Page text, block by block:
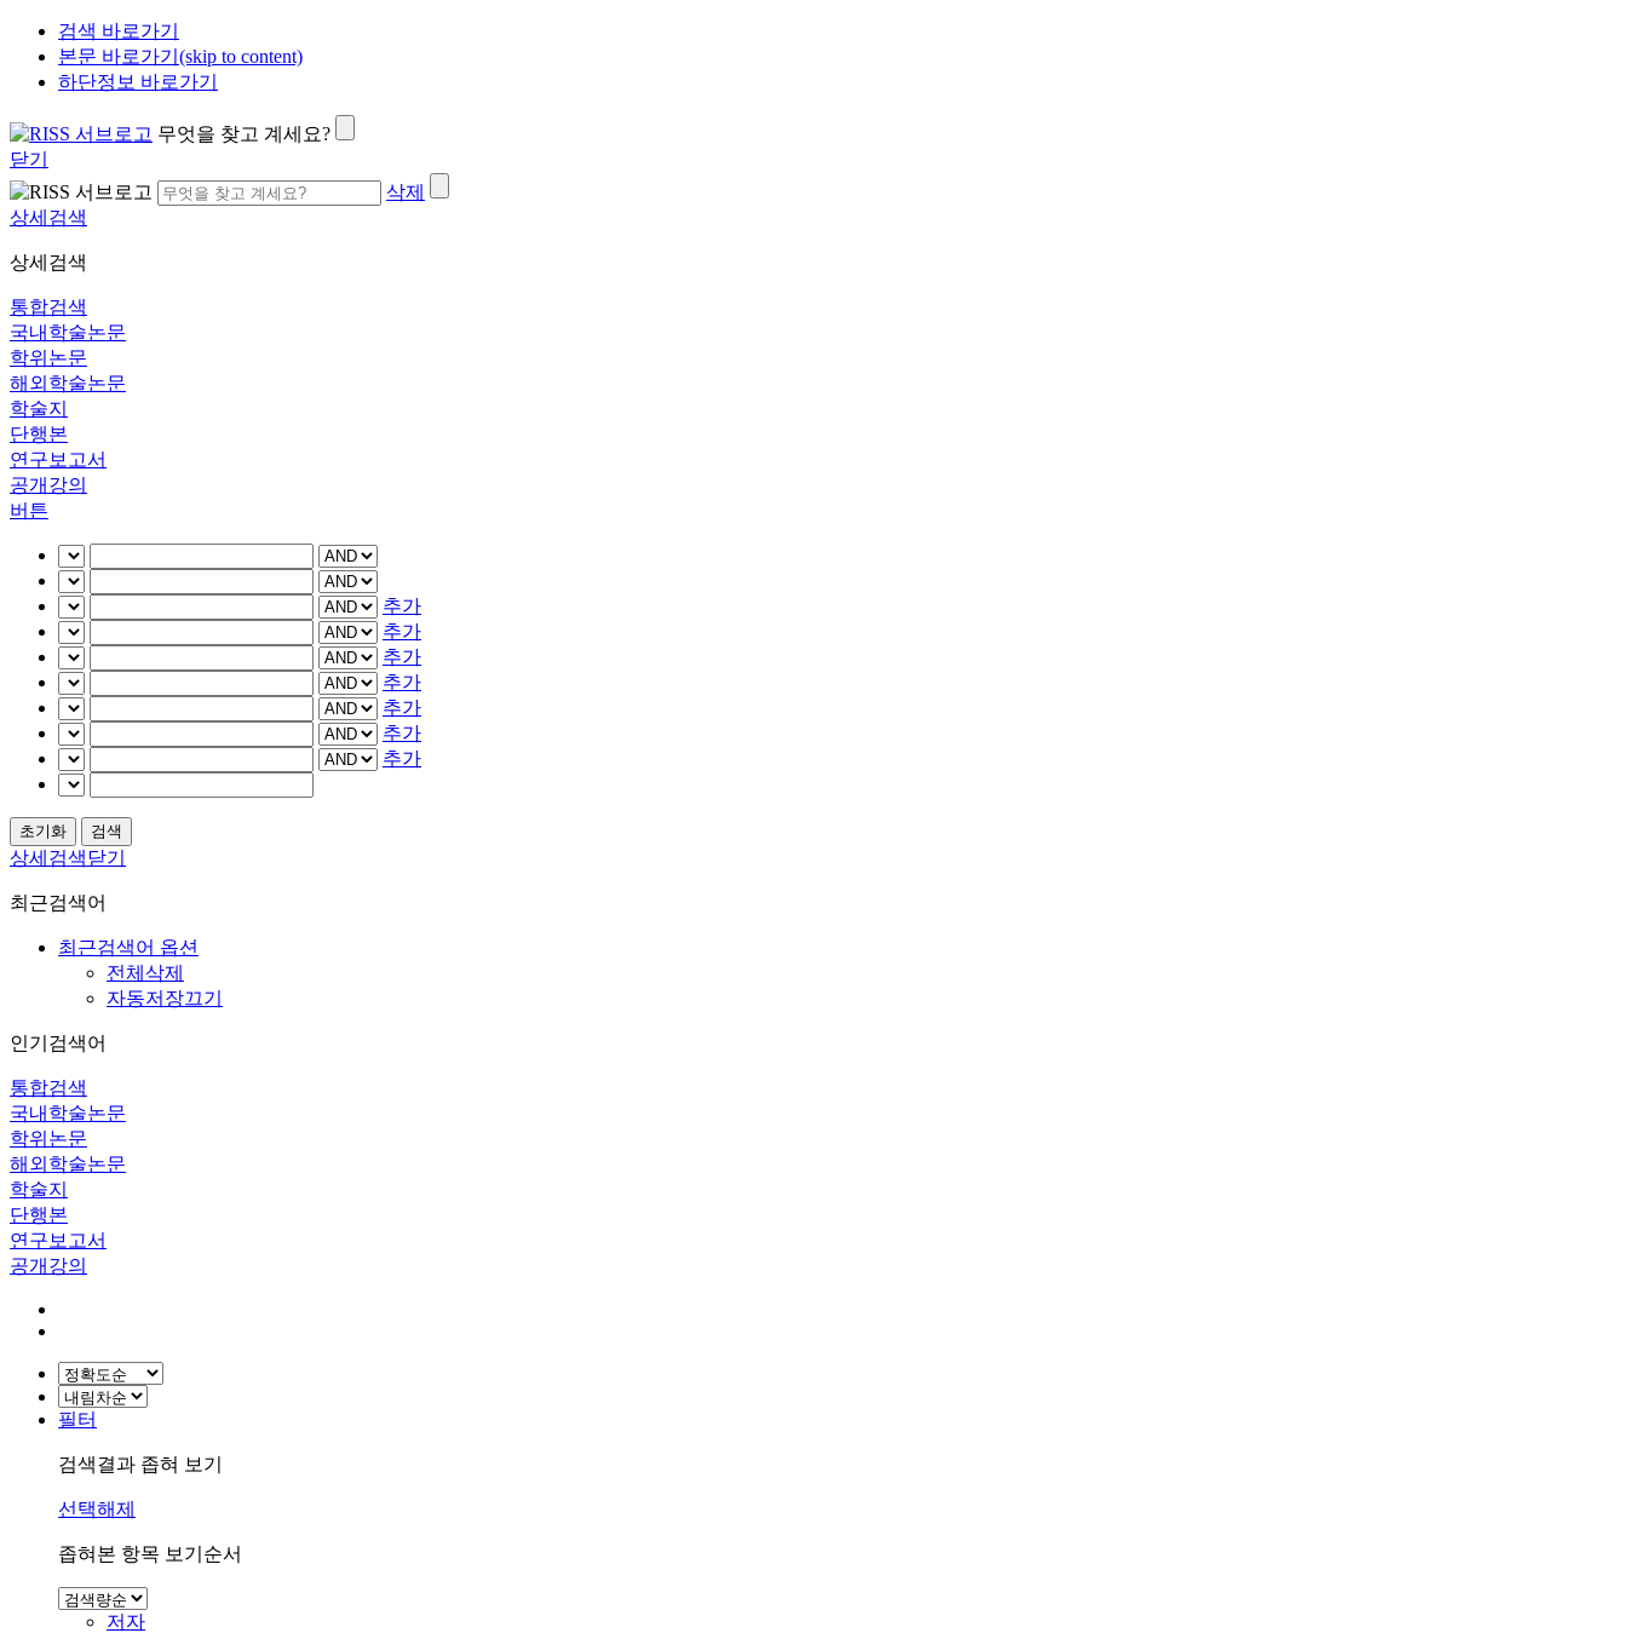
검색 바로가기
본문 바로가기(skip to content)
하단정보 바로가기
무엇을 찾고 계세요?
닫기
삭제
상세검색
상세검색
통합검색
국내학술논문
학위논문
해외학술논문
학술지
단행본
연구보고서
공개강의
버튼
추가
추가
추가
추가
추가
추가
추가
상세검색닫기
최근검색어
최근검색어 옵션
전체삭제
자동저장끄기
인기검색어
통합검색
국내학술논문
학위논문
해외학술논문
학술지
단행본
연구보고서
공개강의
필터
검색결과 좁혀 보기
선택해제
좁혀본 항목 보기순서
저자